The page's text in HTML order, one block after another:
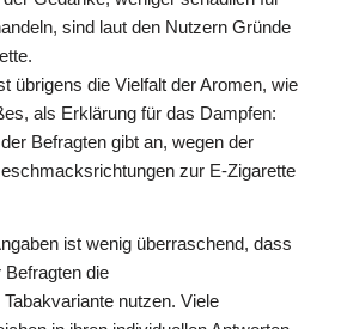
sind laut den Nutzern Gründe
übrigens die Vielfalt der Aromen, wie
als Erklärung für das Dampfen:
Befragten gibt an, wegen der
zur E-Zigarette
ist wenig überraschend, dass
Befragten die
nutzen. Viele